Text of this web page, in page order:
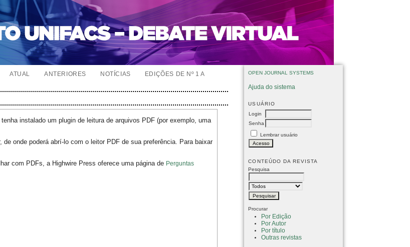
OPEN JOURNAL SYSTEMS
Ajuda do sistema
USUÁRIO
Login
Senha
Lembrar usuário
CONTEÚDO DA REVISTA
Pesquisa
Procurar
Por Edição
Por Autor
Por título
Outras revistas
ATUAL ANTERIORES NOTÍCIAS
EDIÇÕES DE Nº 1 A
instalado um plugin de leitura de arquivos PDF (por exemplo, uma
onde poderá abrí-lo com o leitor PDF de sua preferência. Para baixar
com PDFs, a Highwire Press oferece uma página de Perguntas